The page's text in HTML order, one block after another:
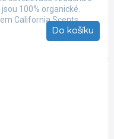
Do košíku
100% organické.
California Scents,...